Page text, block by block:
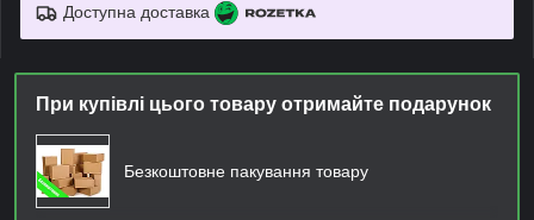
Доступна доставка
При купівлі цього товару отримайте подарунок
Безкоштовне пакування товару